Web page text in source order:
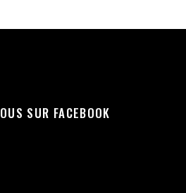
SUR FACEBOOK